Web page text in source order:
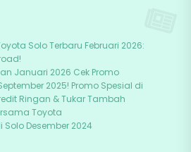
Solo Terbaru Februari 2026:
Januari 2026 Cek Promo
2025! Promo Spesial di
Ringan & Tukar Tambah
Toyota
Desember 2024